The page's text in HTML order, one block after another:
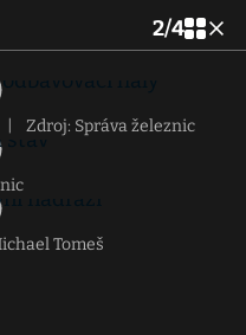
2/4
Zdroj: Správa železnic
Tomeš